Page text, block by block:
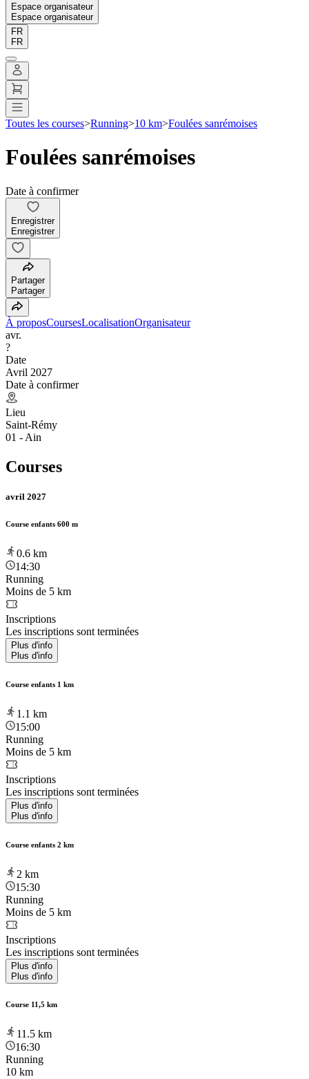
Espace organisateur
Espace organisateur
FR
FR
Toutes les courses>Running>10 km>Foulées sanrémoises
Foulées sanrémoises
Date à confirmer
Enregistrer
Enregistrer
Partager
Partager
À proposCoursesLocalisationOrganisateur
avr.
?
Date
Avril 2027
Date à confirmer
Lieu
Saint-Rémy
01 - Ain
Courses
avril 2027
Course enfants 600 m
0.6 km
14:30
Running
Moins de 5 km
Inscriptions
Les inscriptions sont terminées
Plus d'info
Plus d'info
Course enfants 1 km
1.1 km
15:00
Running
Moins de 5 km
Inscriptions
Les inscriptions sont terminées
Plus d'info
Plus d'info
Course enfants 2 km
2 km
15:30
Running
Moins de 5 km
Inscriptions
Les inscriptions sont terminées
Plus d'info
Plus d'info
Course 11,5 km
11.5 km
16:30
Running
10 km